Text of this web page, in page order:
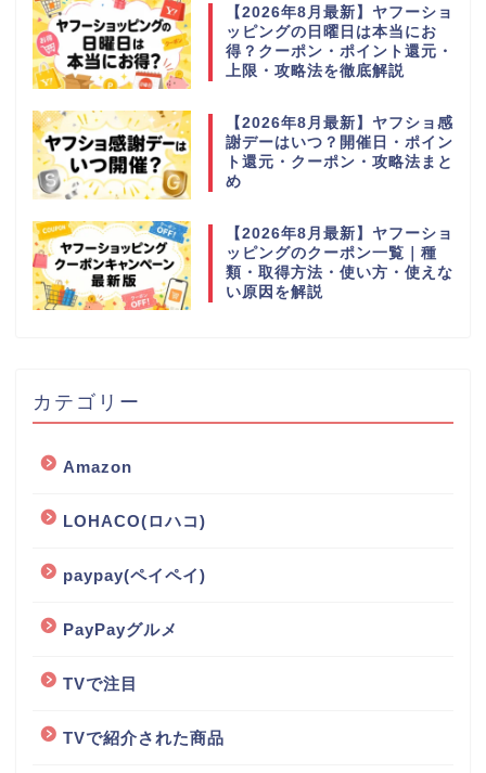
【2026年8月最新】ヤフーショ
ッピングの日曜日は本当にお
得？クーポン・ポイント還元・
上限・攻略法を徹底解説
【2026年8月最新】ヤフショ感
謝デーはいつ？開催日・ポイン
ト還元・クーポン・攻略法まと
め
【2026年8月最新】ヤフーショ
ッピングのクーポン一覧｜種
類・取得方法・使い方・使えな
い原因を解説
カテゴリー
Amazon
LOHACO(ロハコ)
paypay(ペイペイ)
PayPayグルメ
TVで注目
TVで紹介された商品